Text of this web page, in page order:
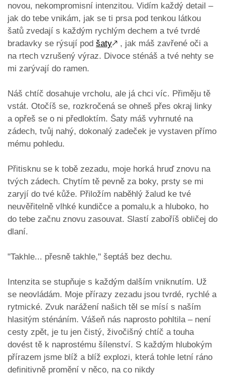
novou, nekompromisní intenzitou. Vidím každý detail –
jak do tebe vnikám, jak se ti prsa pod tenkou látkou
šatů zvedají s každým rychlým dechem a tvé tvrdé
bradavky se rýsují pod šaty🡕 , jak máš zavřené oči a
na rtech vzrušený výraz. Divoce sténáš a tvé nehty se
mi zarývají do ramen.
​Náš chtíč dosahuje vrcholu, ale já chci víc. Přiměju tě
vstát. Otočíš se, rozkročená se ohneš přes okraj linky
a opřeš se o ni předloktím. Šaty máš vyhrnuté na
zádech, tvůj nahý, dokonalý zadeček je vystaven přímo
mému pohledu.
​Přitisknu se k tobě zezadu, moje horká hruď znovu na
tvých zádech. Chytím tě pevně za boky, prsty se mi
zaryjí do tvé kůže. Přiložím naběhlý žalud ke tvé
neuvěřitelně vlhké kundičce a pomalu,k a hluboko, ho
do tebe začnu znovu zasouvat. Slastí zaboříš obličej do
dlaní.
​"Takhle... přesně takhle," šeptáš bez dechu.
​Intenzita se stupňuje s každým dalším vniknutím. Už
se neovládám. Moje přírazy zezadu jsou tvrdé, rychlé a
rytmické. Zvuk narážení našich těl se mísí s naším
hlasitým sténáním. Vášeň nás naprosto pohltila – není
cesty zpět, je tu jen čistý, živočišný chtíč a touha
dovést tě k naprostému šílenství. S každým hlubokým
přírazem jsme blíž a blíž explozi, která tohle letní ráno
definitivně promění v něco, na co nikdy